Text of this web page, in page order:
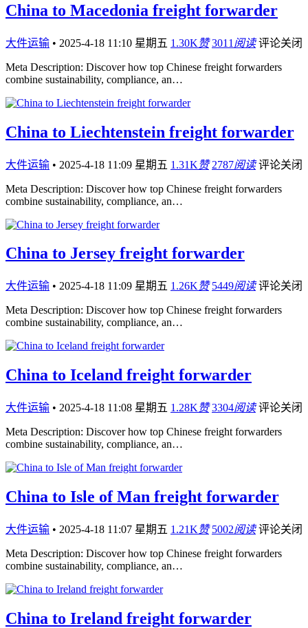
China to Macedonia freight forwarder
大件运输 • 2025-4-18 11:10 星期五 1.30K赞 3011 阅读 评论关闭
Meta Description: Discover how top Chinese freight forwarders
combine sustainability, compliance, an…
China to Liechtenstein freight forwarder
大件运输 • 2025-4-18 11:09 星期五 1.31K赞 2787阅读 评论关闭
Meta Description: Discover how top Chinese freight forwarders
combine sustainability, compliance, an…
China to Jersey freight forwarder
大件运输 • 2025-4-18 11:09 星期五 1.26K赞 5449阅读 评论关闭
Meta Description: Discover how top Chinese freight forwarders
combine sustainability, compliance, an…
China to Iceland freight forwarder
大件运输 • 2025-4-18 11:08 星期五 1.28K赞 3304阅读 评论关闭
Meta Description: Discover how top Chinese freight forwarders
combine sustainability, compliance, an…
China to Isle of Man freight forwarder
大件运输 • 2025-4-18 11:07 星期五 1.21K赞 5002阅读 评论关闭
Meta Description: Discover how top Chinese freight forwarders
combine sustainability, compliance, an…
China to Ireland freight forwarder